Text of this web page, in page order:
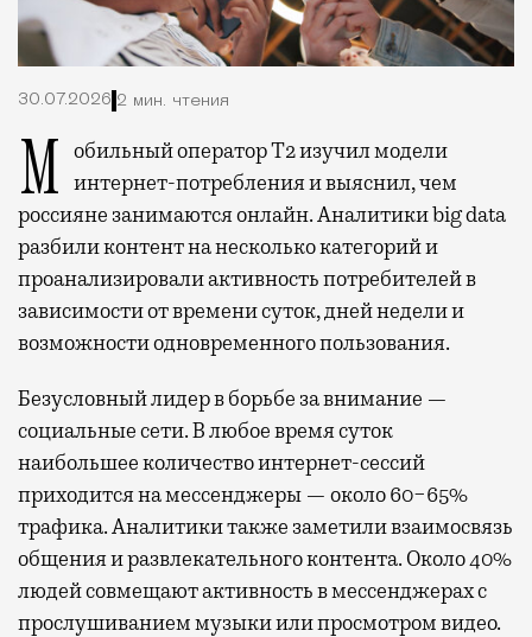
30.07.2026 2 мин. чтения
Мобильный оператор Т2 изучил модели интернет-потребления и выяснил, чем
россияне занимаются онлайн. Аналитики big data
разбили контент на несколько категорий и
проанализировали активность потребителей в
зависимости от времени суток, дней недели и
возможности одновременного пользования.
Безусловный лидер в борьбе за внимание —
социальные сети. В любое время суток
наибольшее количество интернет-сессий
приходится на мессенджеры — около 60−65%
трафика. Аналитики также заметили взаимосвязь
общения и развлекательного контента. Около 40%
людей совмещают активность в мессенджерах с
прослушиванием музыки или просмотром видео.